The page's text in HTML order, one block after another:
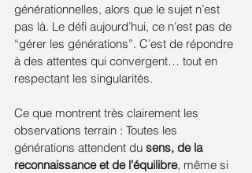
générationnelles, alors que le sujet n’est
pas là. Le défi aujourd’hui, ce n’est pas de
“gérer les générations”. C’est de répondre
à des attentes qui convergent… tout en
respectant les singularités.
Ce que montrent très clairement les
observations terrain : Toutes les
générations attendent du sens, de la
reconnaissance et de l’équilibre, même si